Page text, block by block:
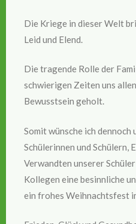
Die Kriege in dieser Welt
Leid und Elend.
Die tragende Rolle der
schwierigen Zeiten uns
Bewusstsein geholt.
Somit wünsche ich dennoch
Schülerinnen und Schülern,
Verwandten unserer
Kollegen eine besinnliche
ein frohes Weihnachtsfest